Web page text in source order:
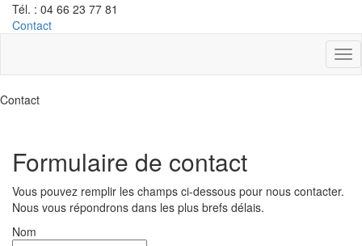
Tél. : 04 66 23 77 81
Contact
Contact
Formulaire de contact
Vous pouvez remplir les champs ci-dessous pour nous contacter.
Nous vous répondrons dans les plus brefs délais.
Nom